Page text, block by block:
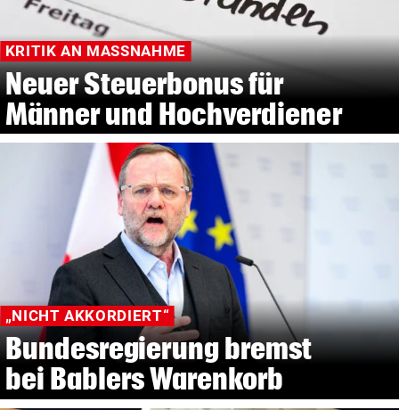
KRITIK AN MASSNAHME
Neuer Steuerbonus für
Männer und Hochverdiener
„NICHT AKKORDIERT“
Bundesregierung bremst
bei Bablers Warenkorb